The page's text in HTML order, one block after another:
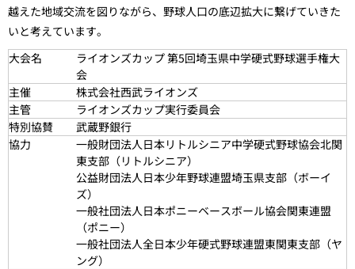
越えた地域交流を図りながら、野球人口の底辺拡大に繋げていきた
いと考えています。
大会名
ライオンズカップ 第5回埼玉県中学硬式野球選手権大
会
主催
株式会社西武ライオンズ
主管
ライオンズカップ実行委員会
特別協賛
武蔵野銀行
協力
一般財団法人日本リトルシニア中学硬式野球協会北関
東支部（リトルシニア）
公益財団法人日本少年野球連盟埼玉県支部（ボーイ
ズ）
一般社団法人日本ポニーベースボール協会関東連盟
（ポニー）
一般社団法人全日本少年硬式野球連盟東関東支部（ヤ
ング）